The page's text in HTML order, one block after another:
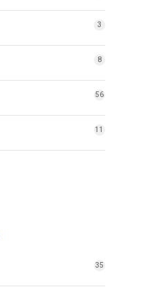
3
8
56
11
35